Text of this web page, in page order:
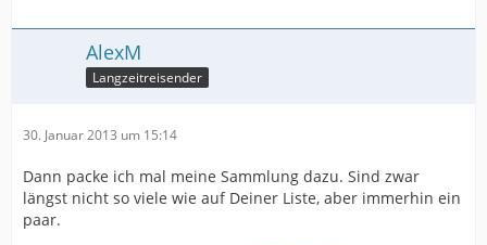
AlexM
Langzeitreisender
30. Januar 2013 um 15:14
Dann packe ich mal meine Sammlung dazu. Sind zwar
längst nicht so viele wie auf Deiner Liste, aber immerhin ein
paar.